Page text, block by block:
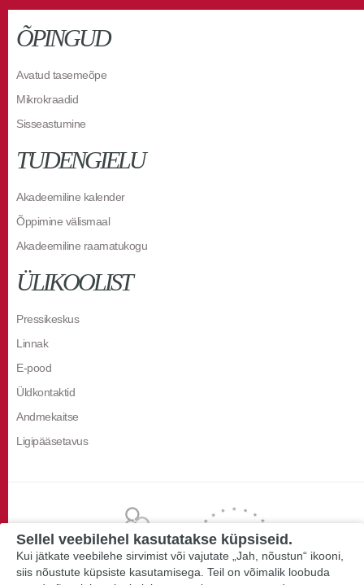
ÕPINGUD
Avatud tasemeõpe
Mikrokraadid
Sisseastumine
TUDENGIELU
Akadeemiline kalender
Õppimine välismaal
Akadeemiline raamatukogu
ÜLIKOOLIST
Pressikeskus
Linnak
E-pood
Üldkontaktid
Andmekaitse
Ligipääsetavus
Sellel veebilehel kasutatakse küpsiseid.
Kui jätkate veebilehe sirvimist või vajutate „Jah, nõustun“ ikooni,
siis nõustute küpsiste kasutamisega. Teil on võimalik loobuda